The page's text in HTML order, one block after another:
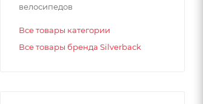
велосипедов
Все товары категории
Все товары бренда Silverback